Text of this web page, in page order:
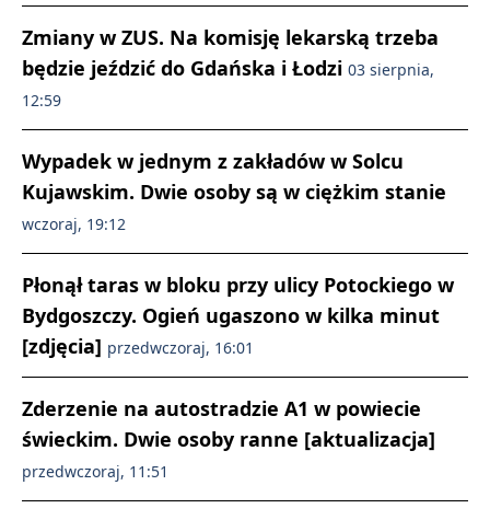
Zmiany w ZUS. Na komisję lekarską trzeba
będzie jeździć do Gdańska i Łodzi 03 sierpnia,
12:59
Wypadek w jednym z zakładów w Solcu
Kujawskim. Dwie osoby są w ciężkim stanie
wczoraj, 19:12
Płonął taras w bloku przy ulicy Potockiego w
Bydgoszczy. Ogień ugaszono w kilka minut
[zdjęcia] przedwczoraj, 16:01
Zderzenie na autostradzie A1 w powiecie
świeckim. Dwie osoby ranne [aktualizacja]
przedwczoraj, 11:51